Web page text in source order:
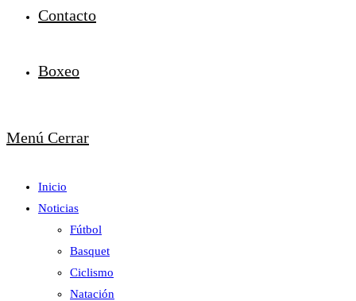
Contacto
Boxeo
Menú Cerrar
Inicio
Noticias
Fútbol
Basquet
Ciclismo
Natación